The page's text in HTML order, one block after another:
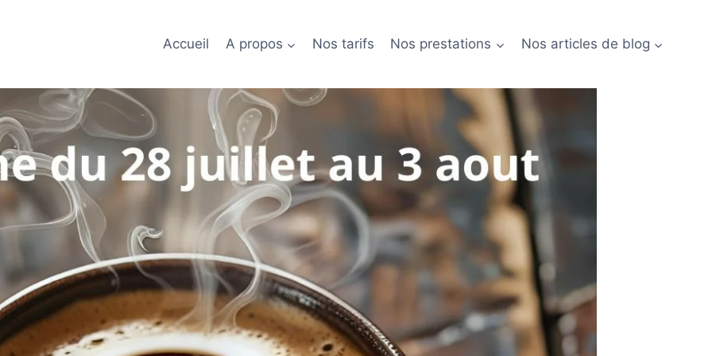
Accueil A propos Nos tarifs Nos prestations Nos articles de blog